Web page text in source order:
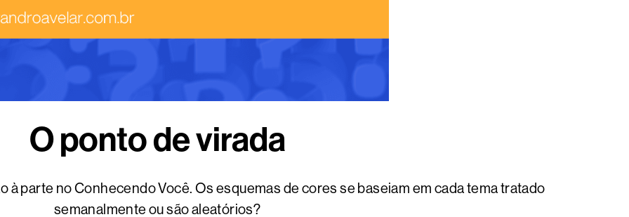
O ponto de virada
à parte no Conhecendo Você. Os esquemas de cores se baseiam em cada tema tratado
semanalmente ou são aleatórios?